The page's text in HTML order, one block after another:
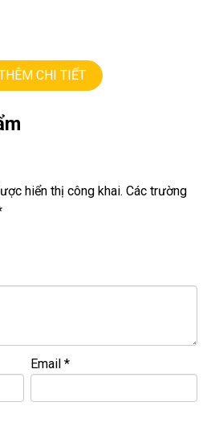
1600 ). màu đẹp , sắc nét
CHI TIẾT
hiển thị công khai. Các trường
Email*